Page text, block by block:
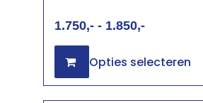
1.750 - 1.850
Opties selecteren